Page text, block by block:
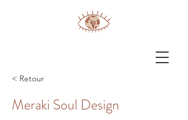
< Retour
Meraki Soul Design